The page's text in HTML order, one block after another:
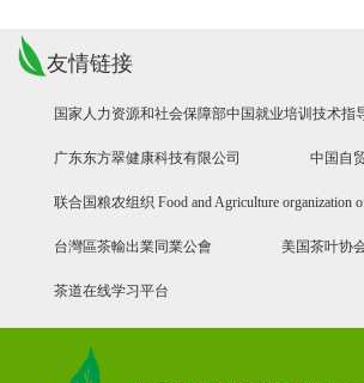
友情链接
国家人力资源和社会保障部中国就业培训技术指
广东东方翠健康科技有限公司 中国自
联合国粮农组织 Food and Agriculture organization
台灣區茶輸出業同業公會 美国茶叶协
茶道在线学习平台